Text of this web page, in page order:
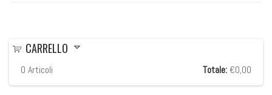
CARRELLO
0 Articoli Totale: €0,00